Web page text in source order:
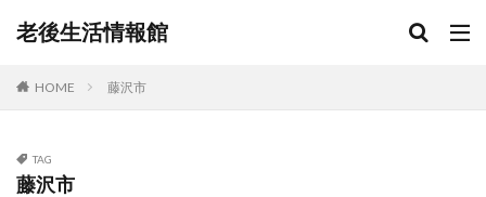
老後生活情報館
HOME 藤沢市
TAG
藤沢市